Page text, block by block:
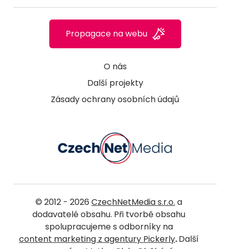
O nás
Další projekty
Zásady ochrany osobních údajů
Propagace na webu
© 2012 - 2026 CzechNetMedia s.r.o. a
dodavatelé obsahu. Při tvorbě obsahu
spolupracujeme s odborníky na
content marketing z agentury Pickerly.Další